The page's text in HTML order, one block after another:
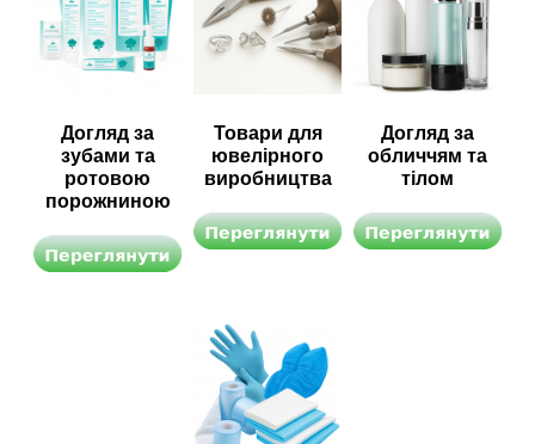
Догляд за
зубами та
ротовою
порожниною
Товари для
ювелірного
виробництва
Догляд за
обличчям та
тілом